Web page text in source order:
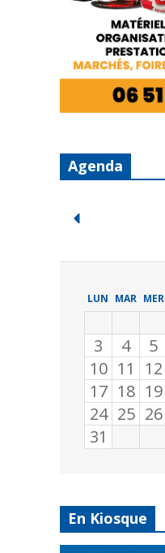
Agenda
LUN MAR MER
3
4 5
10 11 12
17 18 19
24 25 26
31
En Kiosque